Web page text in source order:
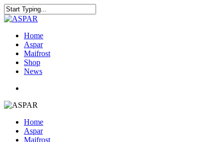
Home
Aspar
Maifrost
Shop
News
Home
Aspar
Maifrost